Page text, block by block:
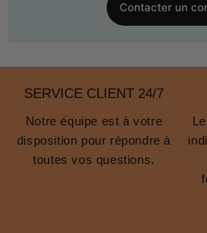
Contacter un
SERVICE CLIENT 24/7
Notre équipe est à votre
disposition pour répondre à
toutes vos questions.